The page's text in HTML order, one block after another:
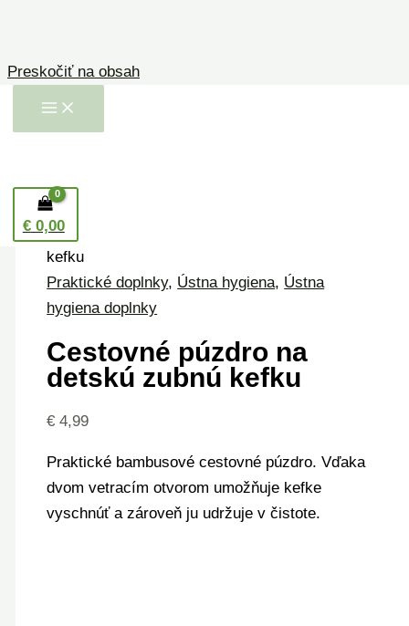
Preskočiť na obsah
€0,00
Domov
doplnky
kefku
Praktické doplnky, Ústna hygiena, Ústna
hygiena doplnky
Cestovné púzdro na
detskú zubnú kefku
€ 4,99
Praktické bambusové cestovné púzdro. Vďaka
dvom vetracím otvorom umožňuje kefke
vyschnúť a zároveň ju udržuje v čistote.